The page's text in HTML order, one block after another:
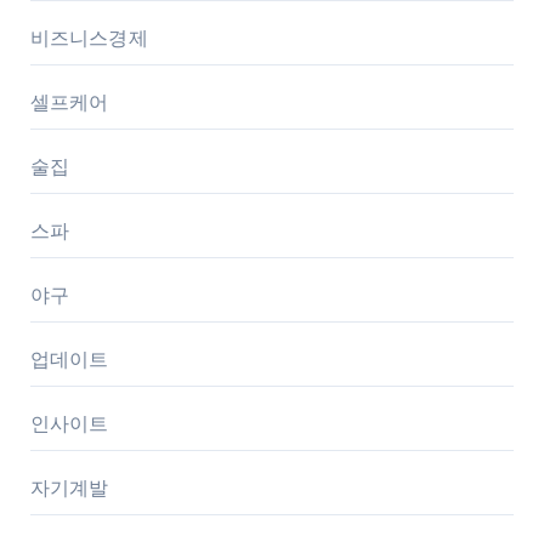
비즈니스경제
셀프케어
술집
스파
야구
업데이트
인사이트
자기계발